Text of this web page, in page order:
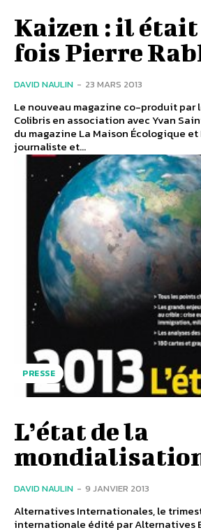
Kaizen : il était
fois Pierre
DAVID NAULIN - 23 MARS 2013
Le nouveau magazine co-produit par
Colibris en association avec Yvan
du magazine La Maison Écologique et
journaliste et...
PRESSE
L’état de la
DAVID NAULIN - 9 JANVIER 2013
Alternatives Internationales, le
internationale édité par Alternatives